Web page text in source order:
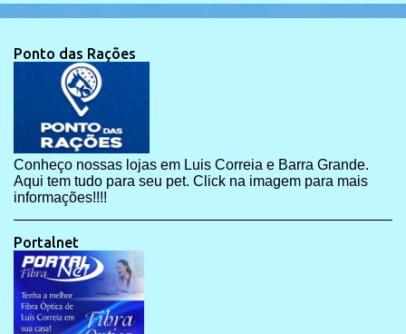
Ponto das Rações
Conheço nossas lojas em Luis Correia e Barra Grande.
Aqui tem tudo para seu pet. Click na imagem para mais
informações!!!!
Portalnet